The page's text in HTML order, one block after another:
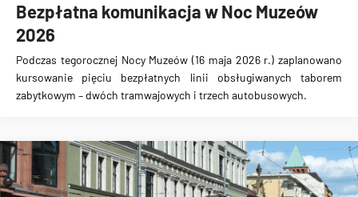
Bezpłatna komunikacja w Noc Muzeów
2026
Podczas tegorocznej Nocy Muzeów (16 maja 2026 r.) zaplanowano
kursowanie pięciu bezpłatnych linii obsługiwanych taborem
zabytkowym – dwóch tramwajowych i trzech autobusowych.